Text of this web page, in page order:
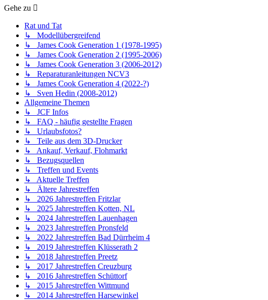
Gehe zu
Rat und Tat
↳ Modellübergreifend
↳ James Cook Generation 1 (1978-1995)
↳ James Cook Generation 2 (1995-2006)
↳ James Cook Generation 3 (2006-2012)
↳ Reparaturanleitungen NCV3
↳ James Cook Generation 4 (2022-?)
↳ Sven Hedin (2008-2012)
Allgemeine Themen
↳ JCF Infos
↳ FAQ - häufig gestellte Fragen
↳ Urlaubsfotos?
↳ Teile aus dem 3D-Drucker
↳ Ankauf, Verkauf, Flohmarkt
↳ Bezugsquellen
↳ Treffen und Events
↳ Aktuelle Treffen
↳ Ältere Jahrestreffen
↳ 2026 Jahrestreffen Fritzlar
↳ 2025 Jahrestreffen Kotten, NL
↳ 2024 Jahrestreffen Lauenhagen
↳ 2023 Jahrestreffen Pronsfeld
↳ 2022 Jahrestreffen Bad Dürrheim 4
↳ 2019 Jahrestreffen Klüsserath 2
↳ 2018 Jahrestreffen Preetz
↳ 2017 Jahrestreffen Creuzburg
↳ 2016 Jahrestreffen Schüttorf
↳ 2015 Jahrestreffen Wittmund
↳ 2014 Jahrestreffen Harsewinkel